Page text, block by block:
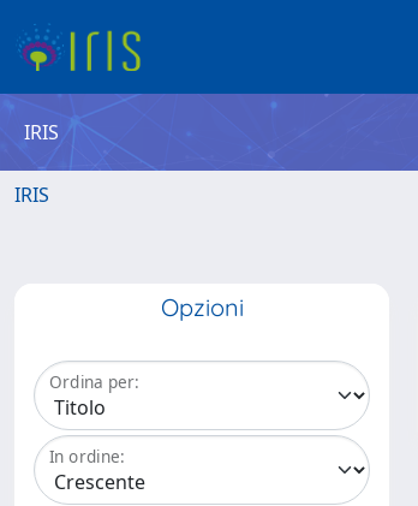
IRIS
IRIS
Opzioni
Ordina per:
In ordine: